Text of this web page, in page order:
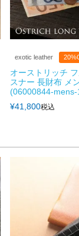
exotic leather
オーストリッチ
スナー 長財布 メ
(06000844-mens-
¥41,800税込